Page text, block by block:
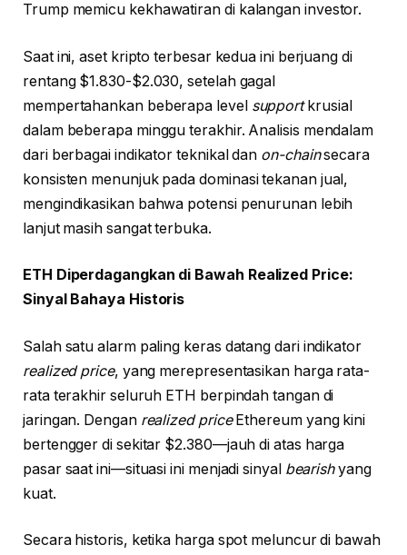
Trump memicu kekhawatiran di kalangan investor.
Saat ini, aset kripto terbesar kedua ini berjuang di
rentang $1.830-$2.030, setelah gagal
mempertahankan beberapa level supportkrusial
dalam beberapa minggu terakhir. Analisis mendalam
dari berbagai indikator teknikal dan on-chainsecara
konsisten menunjuk pada dominasi tekanan jual,
mengindikasikan bahwa potensi penurunan lebih
lanjut masih sangat terbuka.
ETH Diperdagangkan di Bawah Realized Price:
Sinyal Bahaya Historis
Salah satu alarm paling keras datang dari indikator
realized price, yang merepresentasikan harga rata-
rata terakhir seluruh ETH berpindah tangan di
jaringan. Dengan realized priceEthereum yang kini
bertengger di sekitar $2.380—jauh di atas harga
pasar saat ini—situasi ini menjadi sinyal bearishyang
kuat.
Secara historis, ketika harga spot meluncur di bawah